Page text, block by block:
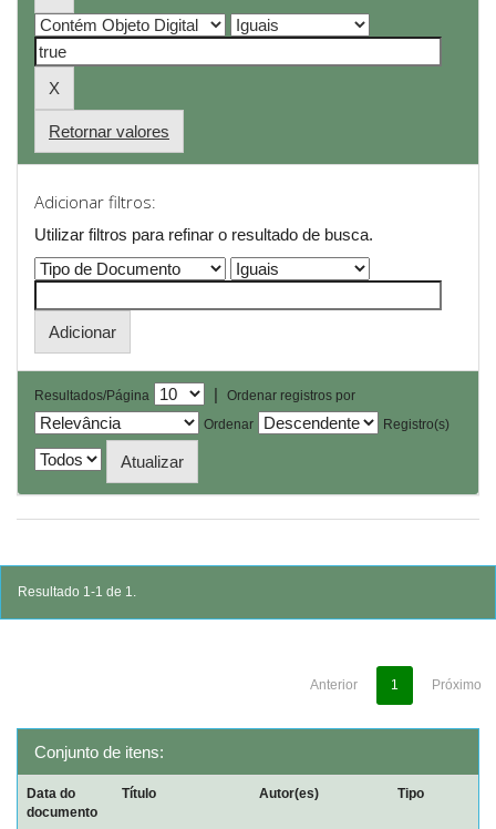
Retornar valores
Adicionar filtros:
Utilizar filtros para refinar o resultado de busca.
Resultados/Página |
Ordenar registros por
Ordenar
Registro(s)
Resultado 1-1 de 1.
Anterior 1 Próximo
Conjunto de itens:
Data do
documento
Título Autor(es) Tipo